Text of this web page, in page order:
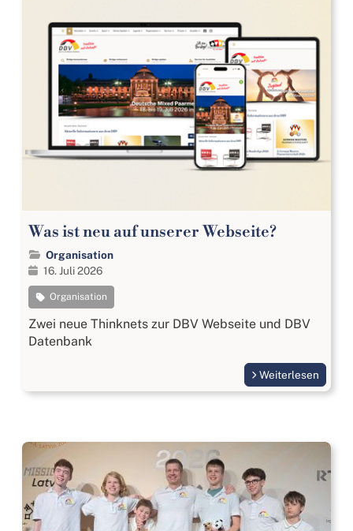
Was ist neu auf unserer Webseite?
Organisation
16. Juli 2026
Organisation
Zwei neue Thinknets zur DBV Webseite und DBV
Datenbank
Weiterlesen